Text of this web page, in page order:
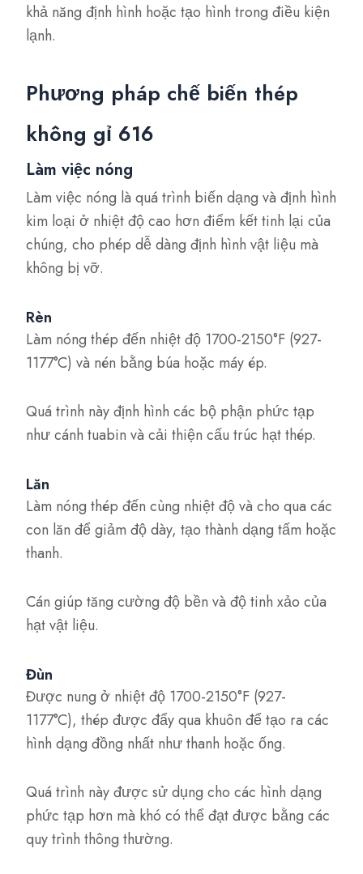
khả năng định hình hoặc tạo hình trong điều kiện
lạnh.
Phương pháp chế biến thép
không gỉ 616
Làm việc nóng
Làm việc nóng là quá trình biến dạng và định hình
kim loại ở nhiệt độ cao hơn điểm kết tinh lại của
chúng, cho phép dễ dàng định hình vật liệu mà
không bị vỡ.
Rèn
Làm nóng thép đến nhiệt độ 1700-2150°F (927-
1177°C) và nén bằng búa hoặc máy ép.
Quá trình này định hình các bộ phận phức tạp
như cánh tuabin và cải thiện cấu trúc hạt thép.
Lăn
Làm nóng thép đến cùng nhiệt độ và cho qua các
con lăn để giảm độ dày, tạo thành dạng tấm hoặc
thanh.
Cán giúp tăng cường độ bền và độ tinh xảo của
hạt vật liệu.
Đùn
Được nung ở nhiệt độ 1700-2150°F (927-
1177°C), thép được đẩy qua khuôn để tạo ra các
hình dạng đồng nhất như thanh hoặc ống.
Quá trình này được sử dụng cho các hình dạng
phức tạp hơn mà khó có thể đạt được bằng các
quy trình thông thường.